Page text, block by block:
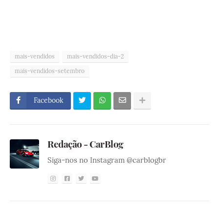
mais-vendidos
mais-vendidos-dia-2
mais-vendidos-setembro
Facebook
Redação - CarBlog
Siga-nos no Instagram @carblogbr